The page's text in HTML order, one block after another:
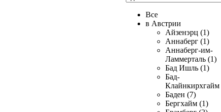
Все
в Австрии
Айзенэрц (1)
Аннаберг (1)
Аннаберг-им-
Ламмерталь (1)
Бад Ишль (1)
Бад-
Клайнкирхгайм
Баден (7)
Бергхайм (1)